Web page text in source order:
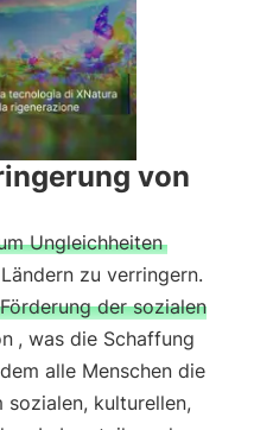
von
Ungleichheiten
zu verringern.
Förderung der sozialen
, was die Schaffung
alle Menschen die
sozialen, kulturellen,